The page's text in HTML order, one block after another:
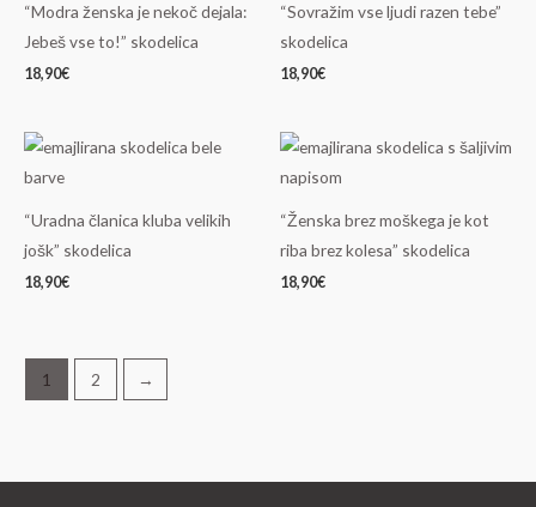
“Modra ženska je nekoč dejala:
Jebeš vse to!” skodelica
18,90€
“Sovražim vse ljudi razen tebe”
skodelica
18,90€
“Uradna članica kluba velikih
jošk” skodelica
18,90€
“Ženska brez moškega je kot
riba brez kolesa” skodelica
18,90€
1 2 →